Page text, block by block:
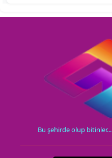
Bu şehirde olup bitinler...